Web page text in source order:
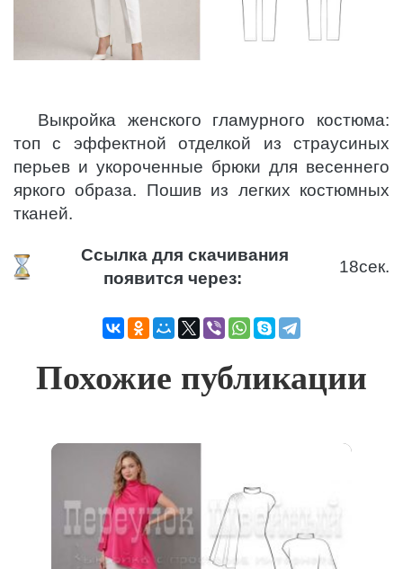
Выкройка женского гламурного костюма:
топ с эффектной отделкой из страусиных
перьев и укороченные брюки для весеннего
яркого образа. Пошив из легких костюмных
тканей.
Ссылка для скачивания
появится через:
18сек.
Похожие публикации